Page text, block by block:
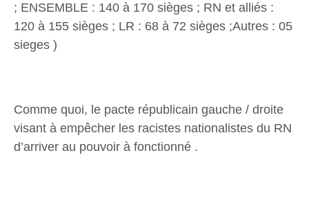
; ENSEMBLE : 140 à 170 sièges ; RN et alliés :
120 à 155 sièges ; LR : 68 à 72 sièges ;Autres : 05
sieges )
Comme quoi, le pacte républicain gauche / droite
visant à empêcher les racistes nationalistes du RN
d’arriver au pouvoir à fonctionné .